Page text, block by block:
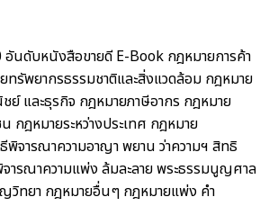
อันดับหนังสือขายดี E-Book กฎหมายการค้า
ทรัพยากรธรรมชาติและสิ่งแวดล้อม กฎหมาย
ย์ และธุรกิจ กฎหมายภาษีอากร กฎหมาย
กฎหมายระหว่างประเทศ กฎหมาย
พิจารณาความอาญา พยาน ว่าความฯ สิทธิ
ารณาความแพ่ง ล้มละลาย พระธรรมนูญศาล
วิทยา กฎหมายอื่นๆ กฎหมายแพ่ง คำ